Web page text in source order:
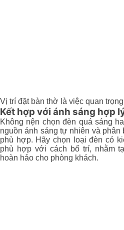
Vị trí đặt bàn thờ là việc quan
Kết hợp với ánh sáng hợp
Không nện chọn đèn quá sáng
nguồn ánh sáng tự nhiên và phân
phù hợp. Hãy chọn loại đèn có
phù hợp với cách bố trí, nhằm
hoàn hảo cho phòng khách.